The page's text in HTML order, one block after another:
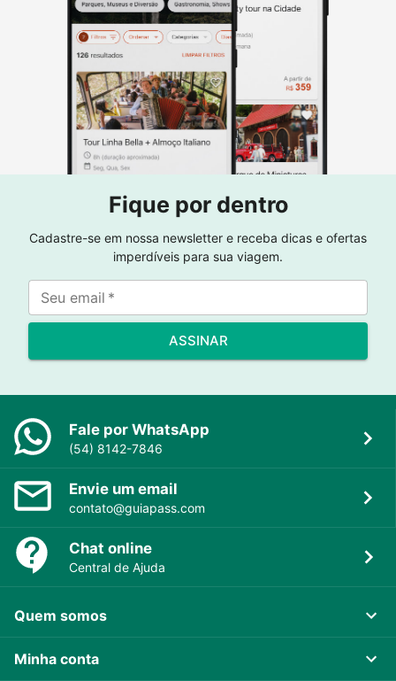
Fique por dentro
Cadastre-se em nossa newsletter e receba dicas e ofertas
imperdíveis para sua viagem.
Seu email *
ASSINAR
Fale por WhatsApp
(54) 8142-7846
Envie um email
contato@guiapass.com
Chat online
Central de Ajuda
Quem somos
Minha conta